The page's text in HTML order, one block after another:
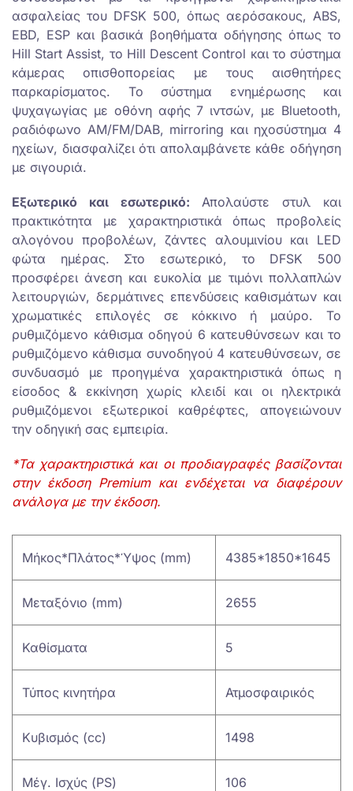
ασφαλείας του DFSK 500, όπως αερόσακους, ABS,
EBD, ESP και βασικά βοηθήματα οδήγησης όπως το
Hill Start Assist, το Hill Descent Control και το σύστημα
κάμερας οπισθοπορείας με τους αισθητήρες
παρκαρίσματος. Το σύστημα ενημέρωσης και
ψυχαγωγίας με οθόνη αφής 7 ιντσών, με Bluetooth,
ραδιόφωνο AM/FM/DAB, mirroring και ηχοσύστημα 4
ηχείων, διασφαλίζει ότι απολαμβάνετε κάθε οδήγηση
με σιγουριά.
Εξωτερικό και εσωτερικό: Απολαύστε στυλ και
πρακτικότητα με χαρακτηριστικά όπως προβολείς
αλογόνου προβολέων, ζάντες αλουμινίου και LED
φώτα ημέρας. Στο εσωτερικό, το DFSK 500
προσφέρει άνεση και ευκολία με τιμόνι πολλαπλών
λειτουργιών, δερμάτινες επενδύσεις καθισμάτων και
χρωματικές επιλογές σε κόκκινο ή μαύρο. Το
ρυθμιζόμενο κάθισμα οδηγού 6 κατευθύνσεων και το
ρυθμιζόμενο κάθισμα συνοδηγού 4 κατευθύνσεων, σε
συνδυασμό με προηγμένα χαρακτηριστικά όπως η
είσοδος & εκκίνηση χωρίς κλειδί και οι ηλεκτρικά
ρυθμιζόμενοι εξωτερικοί καθρέφτες, απογειώνουν
την οδηγική σας εμπειρία.
*Τα χαρακτηριστικά και οι προδιαγραφές βασίζονται
στην έκδοση Premium και ενδέχεται να διαφέρουν
ανάλογα με την έκδοση.
Μήκος*Πλάτος*Ύψος (mm) 4385*1850*1645
Μεταξόνιο (mm) 2655
Καθίσματα 5
Τύπος κινητήρα Ατμοσφαιρικός
Κυβισμός (cc) 1498
Μέγ. Ισχύς (PS) 106